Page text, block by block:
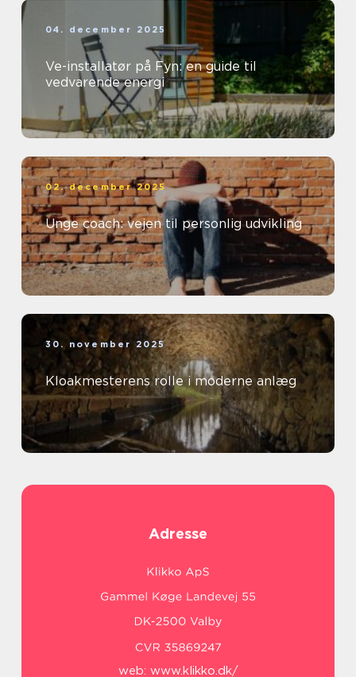
04. december 2025
Ve-installatør på Fyn: en guide til
vedvarende energi
02. december 2025
Unge coach: vejen til personlig udvikling
30. november 2025
Kloakmesterens rolle i moderne anlæg
Adresse
web: www.klikko.dk/